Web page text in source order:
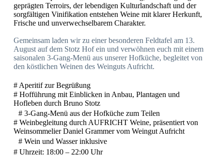
geprägten Terroirs, der lebendigen Kulturlandschaft und der
sorgfältigen Vinifikation entstehen Weine mit klarer Herkunft,
Frische und unverwechselbarem Charakter.
Gemeinsam laden wir zu einer besonderen Feldtafel am 13.
August auf dem Stotz Hof ein und verwöhnen euch mit einem
saisonalen 3-Gang-Menü aus unserer Hofküche, begleitet von
den köstlichen Weinen des Weinguts Aufricht.
# Aperitif zur Begrüßung
# Hofführung mit Einblicken in Anbau, Plantagen und
Hofleben durch Bruno Stotz
# 3-Gang-Menü aus der Hofküche zum Teilen
# Weinbegleitung durch AUFRICHT Weine, präsentiert von
Weinsommelier Daniel Grammer vom Weingut Aufricht
# Wein und Wasser inklusive
# Uhrzeit: 18:00 – 22:00 Uhr